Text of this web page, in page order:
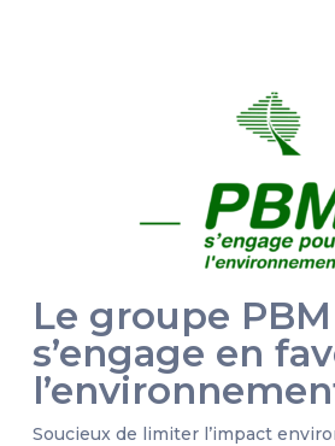
Le groupe PBM
s’engage en
Soucieux de limiter l’impact